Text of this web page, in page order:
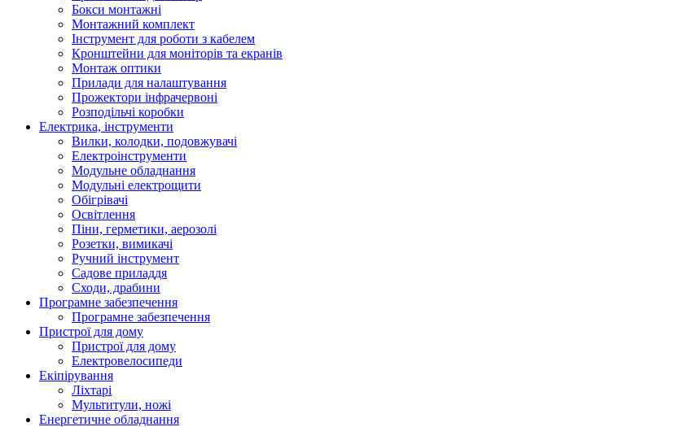
Бокси монтажні
Монтажний комплект
Інструмент для роботи з кабелем
Кронштейни для моніторів та екранів
Монтаж оптики
Прилади для налаштування
Прожектори інфрачервоні
Розподільчі коробки
Електрика, інструменти
Вилки, колодки, подовжувачі
Електроінструменти
Модульне обладнання
Модульні електрощити
Обігрівачі
Освітлення
Піни, герметики, аерозолі
Розетки, вимикачі
Ручний інструмент
Садове приладдя
Сходи, драбини
Програмне забезпечення
Програмне забезпечення
Пристрої для дому
Пристрої для дому
Електровелосипеди
Екіпірування
Ліхтарі
Мультитули, ножі
Енергетичне обладнання